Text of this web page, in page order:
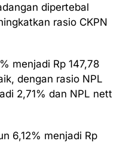
dipertebal
rasio CKPN
menjadi Rp 147,78
dengan rasio NPL
2,71% dan NPL nett
6,12% menjadi Rp